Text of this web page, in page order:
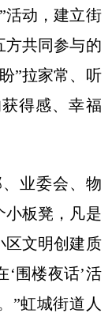
活动，建立街
方共同参与的
”拉家常、听
得感、幸福
业委会、物
小板凳，凡是
区文明创建质
‘围楼夜话’活
”虹城街道人